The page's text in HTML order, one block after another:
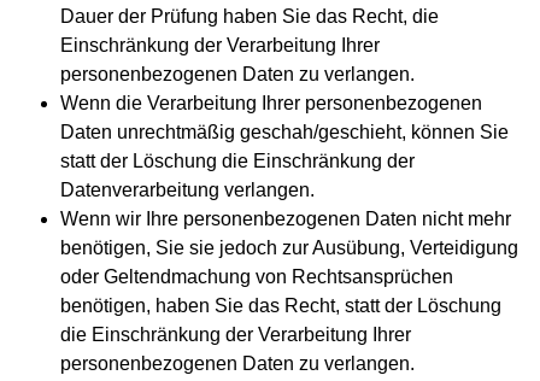
Dauer der Prüfung haben Sie das Recht, die
Einschränkung der Verarbeitung Ihrer
personenbezogenen Daten zu verlangen.
Wenn die Verarbeitung Ihrer personenbezogenen
Daten unrechtmäßig geschah/geschieht, können Sie
statt der Löschung die Einschränkung der
Datenverarbeitung verlangen.
Wenn wir Ihre personenbezogenen Daten nicht mehr
benötigen, Sie sie jedoch zur Ausübung, Verteidigung
oder Geltendmachung von Rechtsansprüchen
benötigen, haben Sie das Recht, statt der Löschung
die Einschränkung der Verarbeitung Ihrer
personenbezogenen Daten zu verlangen.